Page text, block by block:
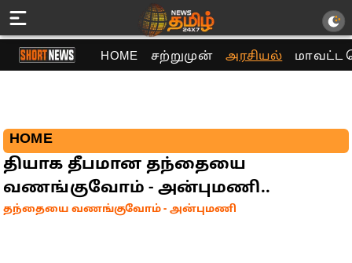
HOME சற்றுமுன் அரசியல் மாவட்ட
HOME
தியாக தீபமான தந்தையை
வணங்குவோம் - அன்புமணி..
தந்தையை வணங்குவோம் - அன்புமணி